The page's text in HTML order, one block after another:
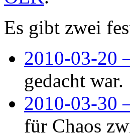
Es gibt zwei
2010-03-20
gedacht war.
2010-03-30
für Chaos